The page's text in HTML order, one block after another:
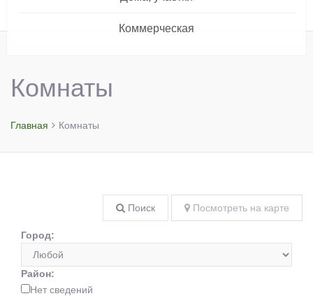
Коммерческая
Комнаты
Главная Комнаты
Поиск Посмотреть на карте
Город:
Район:
Нет сведений